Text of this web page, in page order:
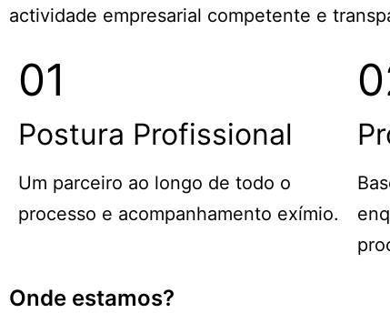
actividade empresarial competente e
01
Postura Profissional
Um parceiro ao longo de todo o
processo e acompanhamento exímio.
Onde estamos?